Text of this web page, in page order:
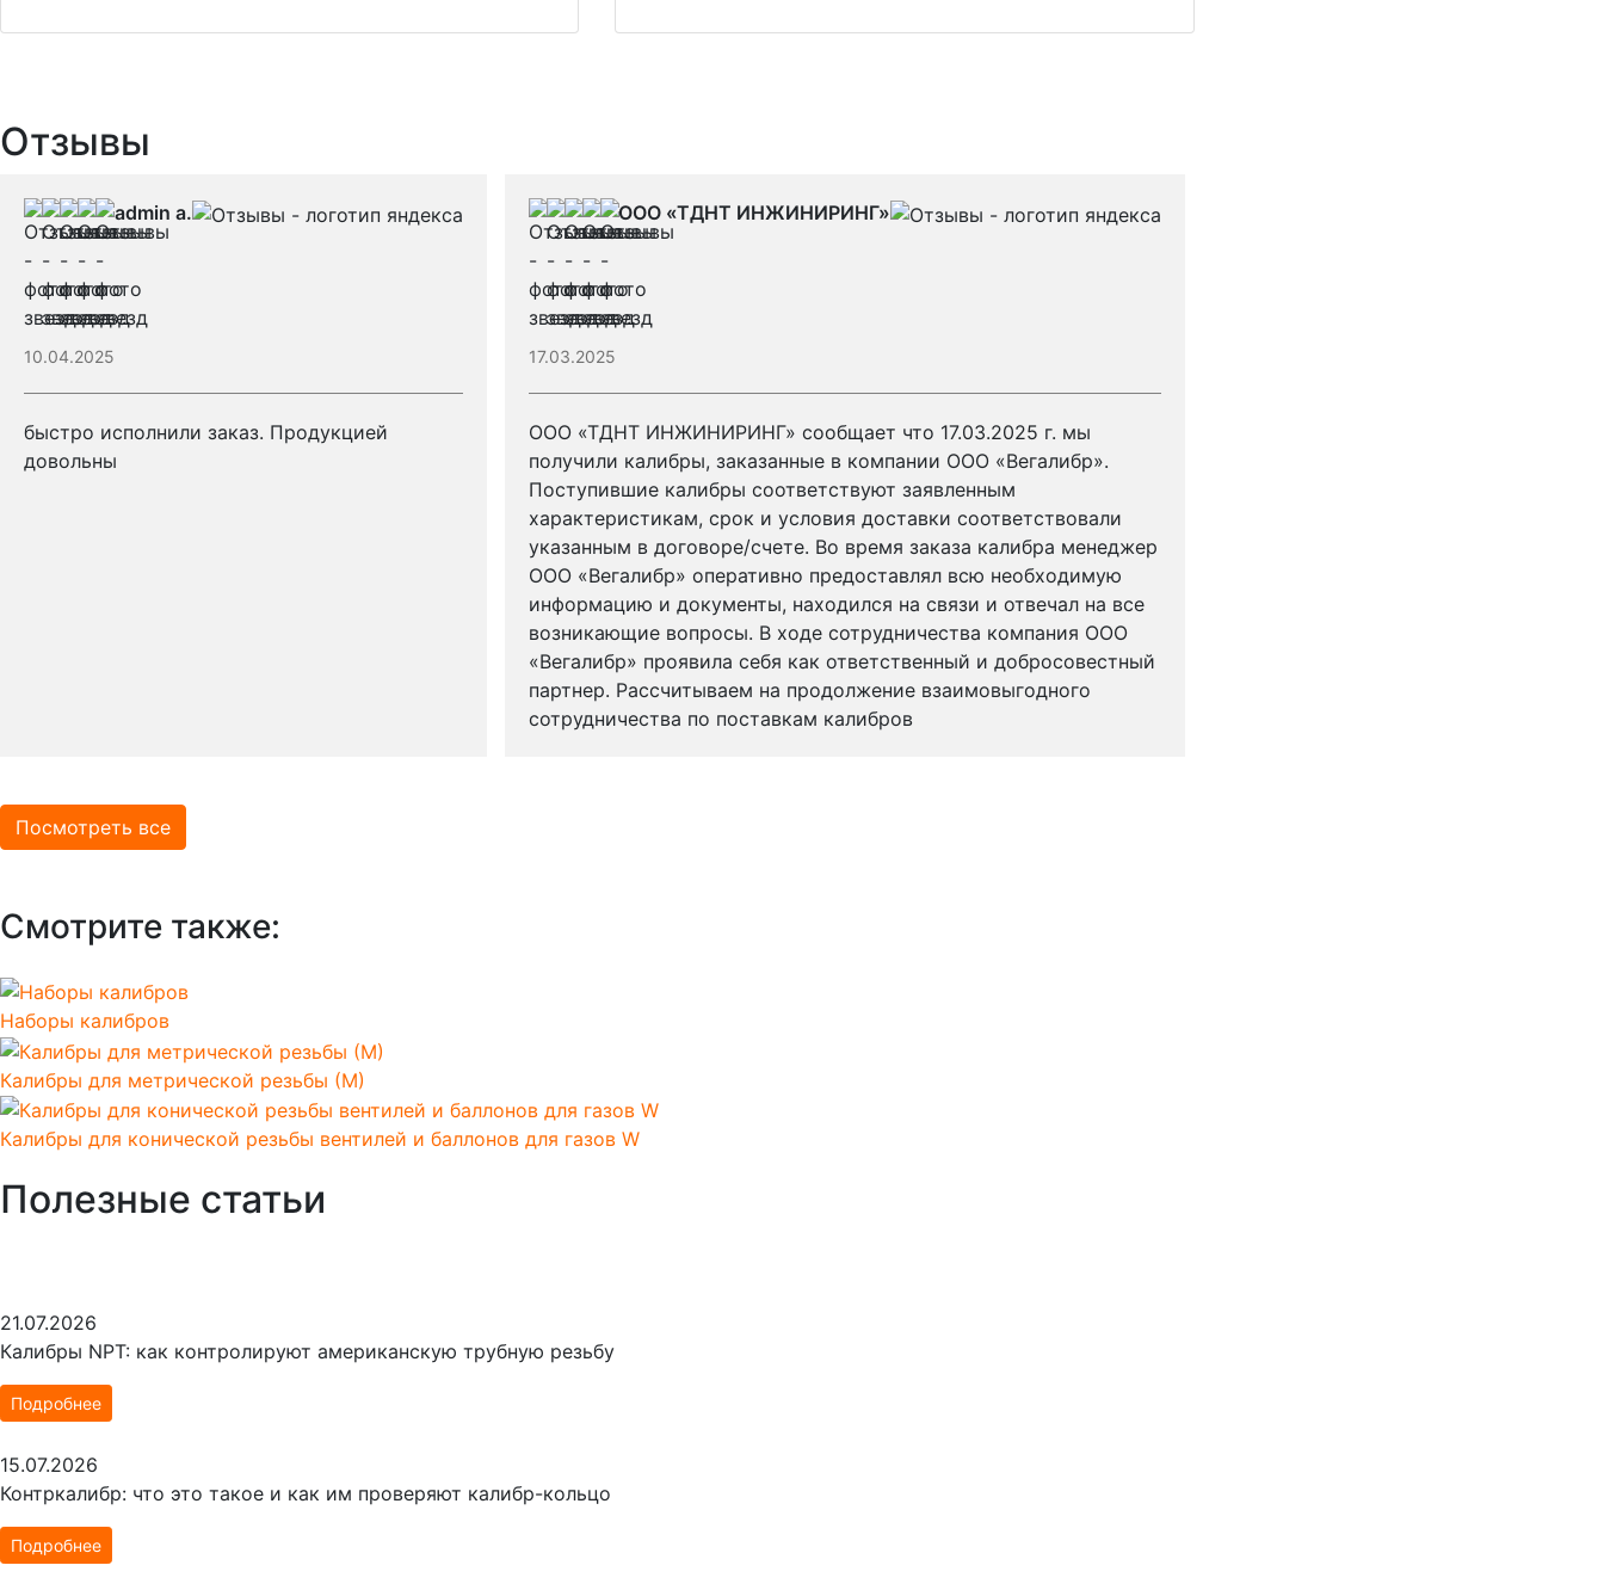
Отзывы
10.04.2025
admin a.
быстро исполнили заказ. Продукцией
довольны
17.03.2025
ООО «ТДНТ ИНЖИНИРИНГ»
ООО «ТДНТ ИНЖИНИРИНГ» сообщает что 17.03.2025 г. мы
получили калибры, заказанные в компании ООО «Вегалибр».
Поступившие калибры соответствуют заявленным
характеристикам, срок и условия доставки соответствовали
указанным в договоре/счете. Во время заказа калибра менеджер
ООО «Вегалибр» оперативно предоставлял всю необходимую
информацию и документы, находился на связи и отвечал на все
возникающие вопросы. В ходе сотрудничества компания ООО
«Вегалибр» проявила себя как ответственный и добросовестный
партнер. Рассчитываем на продолжение взаимовыгодного
сотрудничества по поставкам калибров
Посмотреть все
Смотрите также:
Наборы калибров
Калибры для метрической резьбы (М)
Калибры для конической резьбы вентилей и баллонов для газов W
Полезные статьи
21.07.2026
Калибры NPT: как контролируют американскую трубную резьбу
Подробнее
15.07.2026
Контркалибр: что это такое и как им проверяют калибр-кольцо
Подробнее